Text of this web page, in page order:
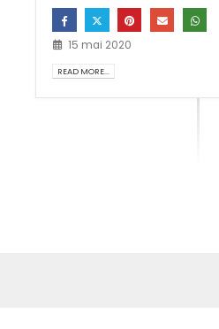
15 mai 2020
READ MORE...